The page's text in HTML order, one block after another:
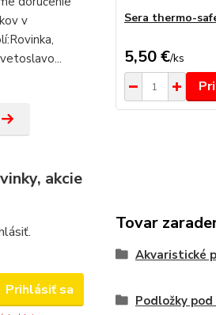
v
akcie
Prihlásiť sa
Sera thermo-
5,50 €/ks
Tovar
Akvaristické
Podložky